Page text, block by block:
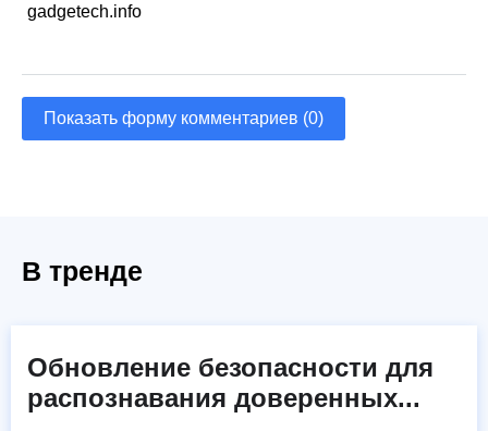
gadgetech.info
Показать форму комментариев (0)
В тренде
Обновление безопасности для
распознавания доверенных...